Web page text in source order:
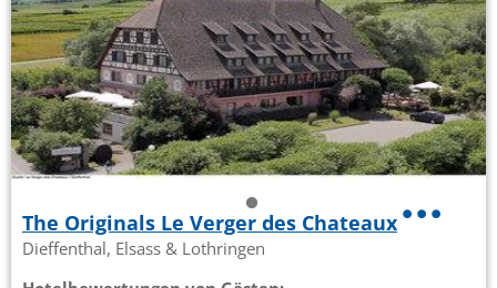
The Originals Le Verger des Chateaux
Dieffenthal, Elsass & Lothringen